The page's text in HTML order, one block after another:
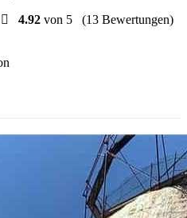
4.92 von 5 (13 Bewertungen)